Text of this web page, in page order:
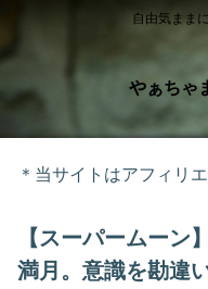
自由気まま
やぁち
＊当サイトはアフィリ
【スーパームーン
満月。意識を勘違